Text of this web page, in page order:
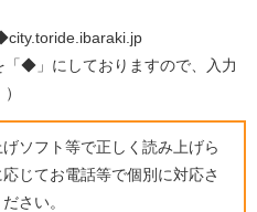
「◆」にしておりますので、入力
ソフト等で正しく読み上げら
じてお電話等で個別に対応さ
さい。